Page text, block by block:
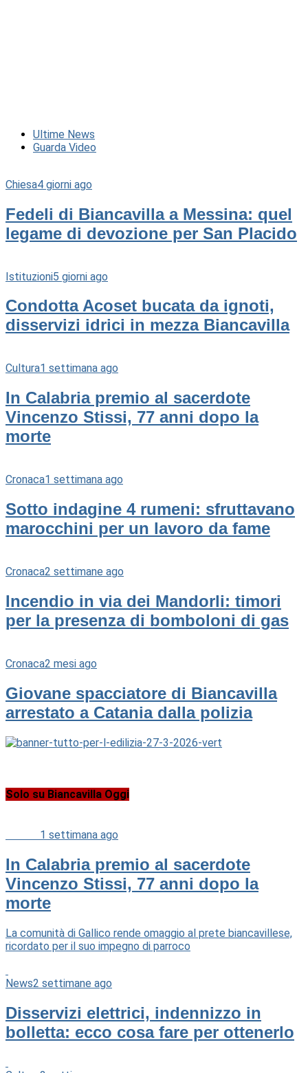
Ultime News
Guarda Video
Chiesa4 giorni ago
Fedeli di Biancavilla a Messina: quel
legame di devozione per San Placido
Istituzioni5 giorni ago
Condotta Acoset bucata da ignoti,
disservizi idrici in mezza Biancavilla
Cultura1 settimana ago
In Calabria premio al sacerdote
Vincenzo Stissi, 77 anni dopo la
morte
Cronaca1 settimana ago
Sotto indagine 4 rumeni: sfruttavano
marocchini per un lavoro da fame
Cronaca2 settimane ago
Incendio in via dei Mandorli: timori
per la presenza di bomboloni di gas
Cronaca2 mesi ago
Giovane spacciatore di Biancavilla
arrestato a Catania dalla polizia
Solo su Biancavilla Oggi
1 settimana ago
In Calabria premio al sacerdote
Vincenzo Stissi, 77 anni dopo la
morte
La comunità di Gallico rende omaggio al prete biancavillese,
ricordato per il suo impegno di parroco
News2 settimane ago
Disservizi elettrici, indennizzo in
bolletta: ecco cosa fare per ottenerlo